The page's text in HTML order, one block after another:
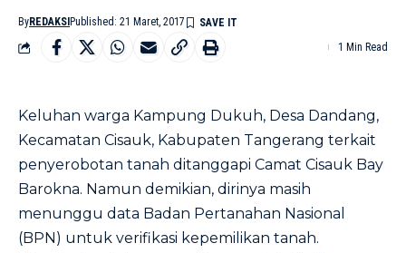
ByREDAKSI Published: 21 Maret, 2017
1 Min Read
Keluhan warga Kampung Dukuh, Desa Dandang,
Kecamatan Cisauk, Kabupaten Tangerang terkait
penyerobotan tanah ditanggapi Camat Cisauk Bay
Barokna. Namun demikian, dirinya masih
menunggu data Badan Pertanahan Nasional
(BPN) untuk verifikasi kepemilikan tanah.